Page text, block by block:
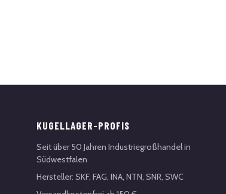
KUGELLAGER-PROFIS
Seit über 50 Jahren Industriegroßhandel in
Südwestfalen
Hersteller: SKF, FAG, INA, NTN, SNR, SWC